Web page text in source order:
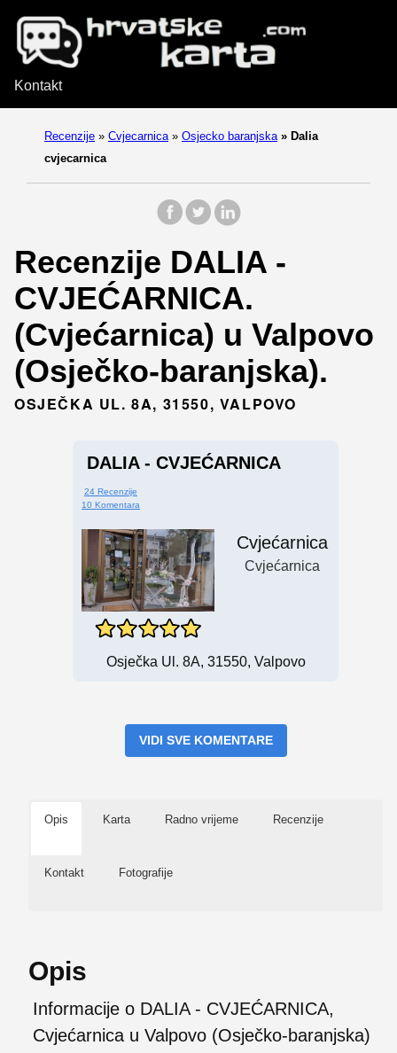
Kontakt
Recenzije » Cvjecarnica » Osjecko baranjska » Dalia
cvjecarnica
Recenzije DALIA -
CVJEĆARNICA.
(Cvjećarnica) u Valpovo
(Osječko-baranjska).
OSJEČKA UL. 8A, 31550, VALPOVO
DALIA - CVJEĆARNICA
24 Recenzije
10 Komentara
Cvjećarnica
Cvjećarnica
Osječka Ul. 8A, 31550, Valpovo
VIDI SVE KOMENTARE
Opis Karta Radno vrijeme Recenzije
Kontakt Fotografije
Opis
Informacije o DALIA - CVJEĆARNICA,
Cvjećarnica u Valpovo (Osječko-baranjska)